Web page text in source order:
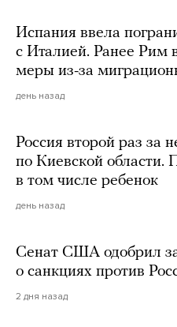
Испания ввела
с Италией. Ранее Рим
меры из-за
день назад
Россия второй раз за
по Киевской области.
в том числе ребенок
день назад
Сенат США одобрил
о санкциях против
2 дня назад